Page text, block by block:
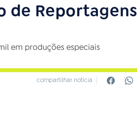
de Reportagens
em produções especiais
compartilhar notícia